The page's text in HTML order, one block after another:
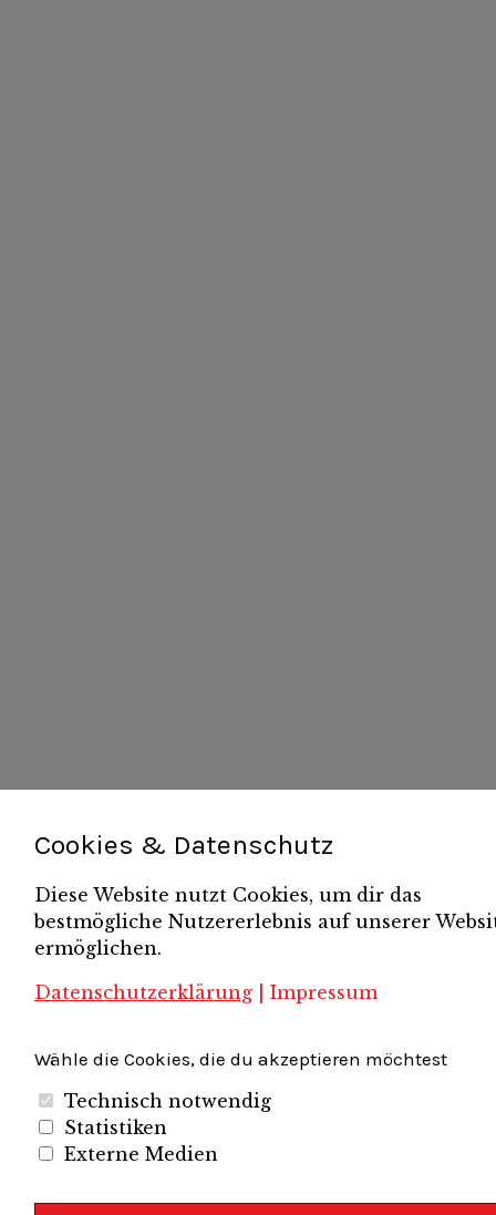
Cookies & Datenschutz
Diese Website nutzt Cookies, um dir das
bestmögliche Nutzererlebnis auf unserer
ermöglichen.
Datenschutzerklärung
Impressum
Wähle die Cookies, die du akzeptieren möchtest
Technisch notwendig
Statistiken
Externe Medien